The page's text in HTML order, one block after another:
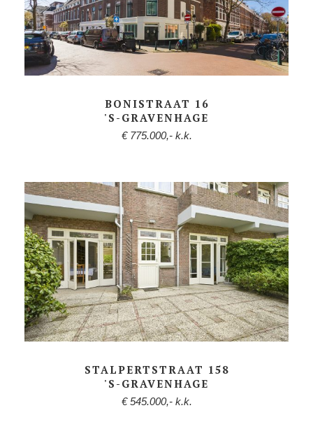
BONISTRAAT 16
'S-GRAVENHAGE
€ 775.000,- k.k.
STALPERTSTRAAT 158
'S-GRAVENHAGE
€ 545.000,- k.k.